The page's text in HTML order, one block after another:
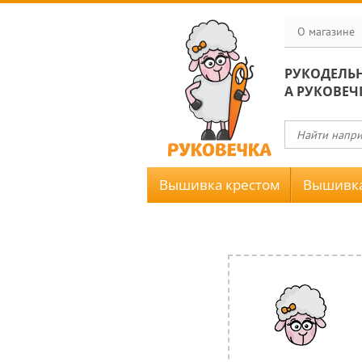
О магазине
А
Вышивка крестом